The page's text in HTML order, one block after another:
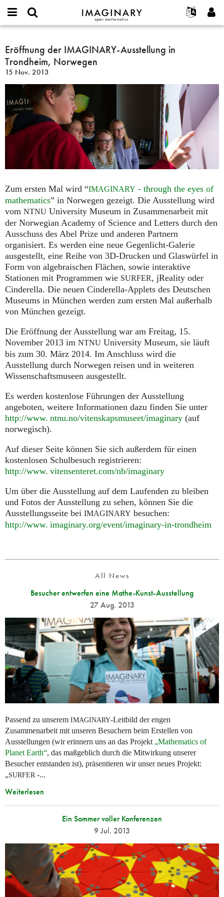
IMAGINARY
open
Français
Deutsch
Programme
Galerien
Ausstellungen
Mehr...
Projekte
Mitmachen
or
username
*
Passwort
*
Neues Benutzerkonto erstellen
Neues Passwort anfordern
Suche
Eröffnung
der
IMAGINARY-
Ausstellung
in
Trondheim,
Norwegen
Eröffnung der IMAGINARY-Ausstellung in
Trondheim, Norwegen
15 Nov. 2013
Zum ersten Mal wird “IMAGINARY - through the eyes of
mathematics” in Norwegen gezeigt. Die Ausstellung wird
vom NTNU University Museum in Zusammenarbeit mit
der Norwegian Academy of Science and Letters durch den
Ausschuss des Abel Prize und anderen Partnern
organisiert. Es werden eine neue Gegenlicht-Galerie
ausgestellt, eine Reihe von 3D-Drucken und Glaswürfel in
Form von algebraischen Flächen, sowie interaktive
Stationen mit Programmen wie SURFER, jReality oder
Cinderella. Die neuen Cinderella-Applets des Deutschen
Museums in München werden zum ersten Mal außerhalb
von München gezeigt.
Die Eröffnung der Ausstellung war am Freitag, 15.
November 2013 im NTNU University Museum, sie läuft
bis zum 30. März 2014. Im Anschluss wird die
Ausstellung durch Norwegen reisen und in weiteren
Wissenschaftsmuseen ausgestellt.
Es werden kostenlose Führungen der Ausstellung
angeboten, weitere Informationen dazu finden Sie unter
http://www. ntnu.no/vitenskapsmuseet/imaginary (auf
norwegisch).
Auf dieser Seite können Sie sich außerdem für einen
kostenlosen Schulbesuch registrieren:
http://www. vitensenteret.com/nb/imaginary
Um über die Ausstellung auf dem Laufenden zu bleiben
und Fotos der Ausstellung zu sehen, können Sie die
Ausstellungsseite bei IMAGINARY besuchen:
http://www. imaginary.org/event/imaginary-in-trondheim
All News
Besucher entwerfen eine Mathe-Kunst-Ausstellung
27 Aug. 2013
Passend zu unserem IMAGINARY-Leitbild der engen
Zusammenarbeit mit unseren Besuchern beim Erstellen von
Ausstellungen (wir erinnern uns an das Projekt „Mathematics of
Planet Earth“, das maßgeblich durch die Mitwirkung unserer
Besucher entstanden ist), präsentieren wir unser neues Projekt:
„SURFER -...
Weiterlesen
Ein Sommer voller Konferenzen
9 Jul. 2013